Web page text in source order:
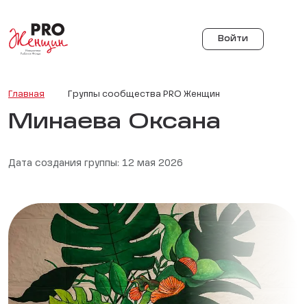
Войти
Главная Группы сообщества PRO Женщин
Минаева Оксана
Дата создания группы: 12 мая 2026